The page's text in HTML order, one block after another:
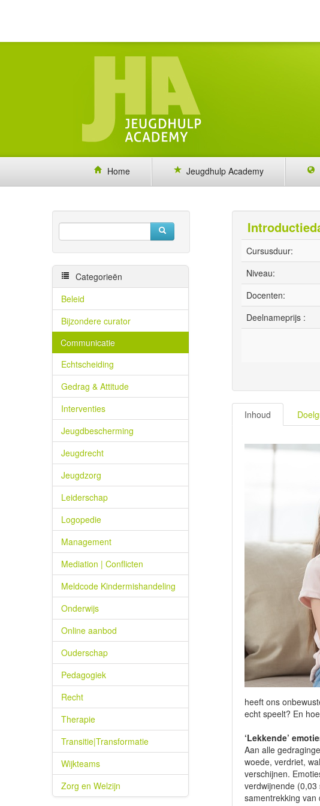
Home Jeugdhulp Academy
Cursusduur:
Niveau:
Docenten:
Deelnameprijs :
Inhoud
heeft ons
echt speelt? En
‘Lekkende’
Aan alle
woede, verdriet,
verschijnen.
verdwijnende
samentrekking
Categorieën
Beleid
Bijzondere curator
Communicatie
Echtscheiding
Gedrag & Attitude
Interventies
Jeugdbescherming
Jeugdrecht
Jeugdzorg
Leiderschap
Logopedie
Management
Mediation | Conflicten
Meldcode Kindermishandeling
Onderwijs
Online aanbod
Ouderschap
Pedagogiek
Recht
Therapie
Transitie|Transformatie
Wijkteams
Zorg en Welzijn